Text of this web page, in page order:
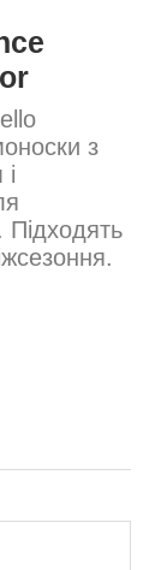
з
Підходять